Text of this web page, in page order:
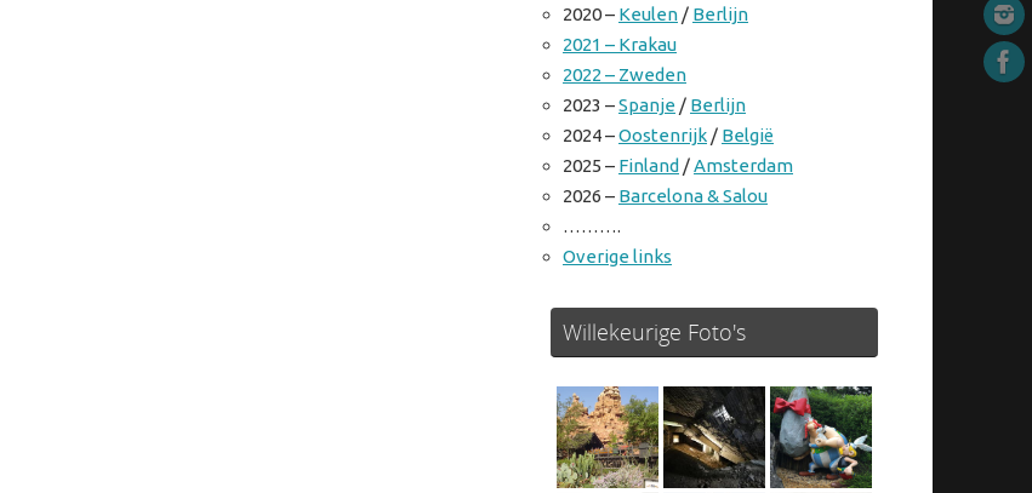
2020 – Keulen / Berlijn
2021 – Krakau
2022 – Zweden
2023 –Spanje / Berlijn
2024 –Oostenrijk / België
2025 – Finland /Amsterdam
2026 – Barcelona & Salou
……….
Overige links
Willekeurige Foto's